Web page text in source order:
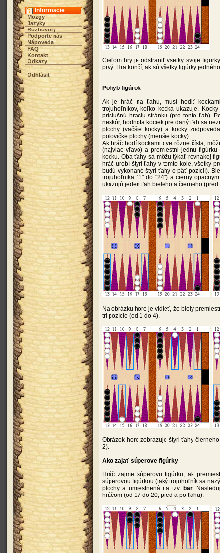
Informácie
Mozgy
Jazyky
Rozhovory
Podporte nás
Nápoveda
FAQ
Kontakt
Odkazy
Odhlásiť
Cieľom hry je odstrániť všetky svoje
prvý. Hra končí, ak sú všetky figúrky
Pohyb figúrok
Ak je hráč na ťahu, musí hodiť
trojuhoľníkov, koľko kocka ukazuje.
príslušnú hraciu stránku (pre tento ťah).
neskôr, hodnota kociek pre daný ťah sa
plochy (väčšie kocky) a kocky
polovičke plochy (menšie kocky).
Ak hráč hodí kockami dve rôzne čísla,
(najviac vľavo) a premiestni jednu
kocku. Oba ťahy sa môžu týkať rovnakej
hráč urobí štyri ťahy v tomto kole, všetky
budú vykonané štyri ťahy o päť pozícií).
trojuhoľníka "1" do "24") a čierny
ukazujú jeden ťah bieleho a čierneho (pred
Na obrázku hore je vidieť, že biely
tri pozície (od 1 do 4).
Obrázok hore zobrazuje štyri ťahy
2).
Ako zajať súperove figúrky
Hráč zajme súperovu figúrku, ak
súperovou figúrkou (taký trojuhoľník sa
plochy a umiestnená na tzv. bar.
hráčom (od 17 do 20, pred a po ťahu).